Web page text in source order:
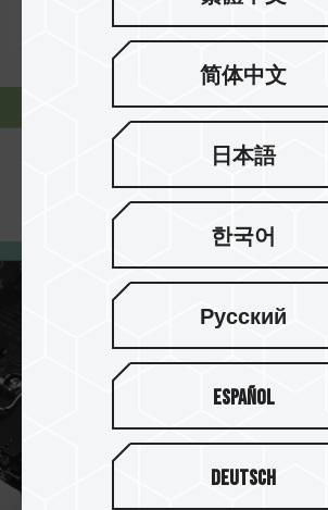
简体中文
日本語
한국어
Русский
Español
Deutsch